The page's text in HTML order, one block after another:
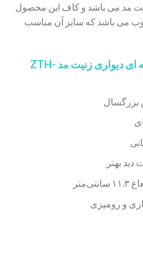
مد می باشد و کاف این محصول
می باشد که سایز آن مناسب
مشخصات فشارسنج عقربه ای دیواری زنیت مد ZTH-
بهتر
و رومیزی